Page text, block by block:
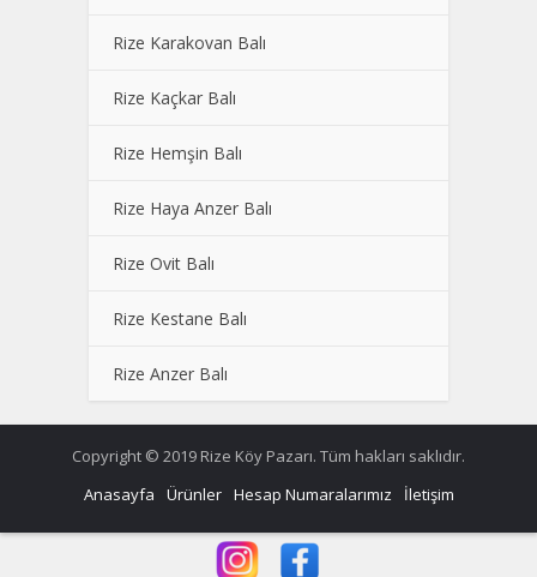
Rize Karakovan Balı
Rize Kaçkar Balı
Rize Hemşin Balı
Rize Haya Anzer Balı
Rize Ovit Balı
Rize Kestane Balı
Rize Anzer Balı
Copyright © 2019 Rize Köy Pazarı. Tüm hakları saklıdır.
Anasayfa
Ürünler Hesap Numaralarımız İletişim